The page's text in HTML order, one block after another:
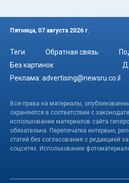
Пятница, 07 августа 2026 г.
Теги Обратная связь
Без картинок
Реклама: advertising@newsru.co.il
Все права на материалы,
охраняются в соответствии с
использовании материалов сайта
обязательна. Перепечатка интервью,
статей без согласования с редакцией
соцсетях. Использование